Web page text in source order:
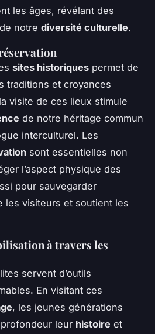
les âges, révélant des
notre diversité culturelle.
sites historiques permet de
traditions et croyances
visite de ces lieux stimule
de notre héritage commun
interculturel. Les
sont essentielles non
l’aspect physique des
pour sauvegarder
les visiteurs et soutient les
à travers les
servent d’outils
En visitant ces
, les jeunes générations
leur histoire et